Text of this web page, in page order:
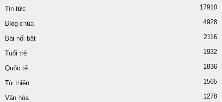
Tin tức 17910
Blog chùa 4928
Bài nổi bật 2116
Tuổi trẻ 1932
Quốc tế 1836
Từ thiện 1565
Văn hóa 1278